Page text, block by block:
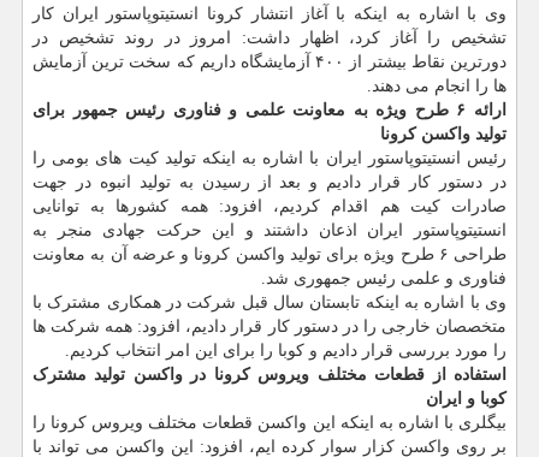
وی با اشاره به اینکه با آغاز انتشار کرونا انستیتوپاستور ایران کار
تشخیص را آغاز کرد، اظهار داشت: امروز در روند تشخیص در
دورترین نقاط بیشتر از ۴۰۰ آزمایشگاه داریم که سخت ترین آزمایش
ها را انجام می دهند.
ارائه ۶ طرح ویژه به معاونت علمی و فناوری رئیس جمهور برای
تولید واکسن کرونا
رئیس انستیتوپاستور ایران با اشاره به اینکه تولید کیت های بومی را
در دستور کار قرار دادیم و بعد از رسیدن به تولید انبوه در جهت
صادرات کیت هم اقدام کردیم، افزود: همه کشورها به توانایی
انستیتوپاستور ایران اذعان داشتند و این حرکت جهادی منجر به
طراحی ۶ طرح ویژه برای تولید واکسن کرونا و عرضه آن به معاونت
فناوری و علمی رئیس جمهوری شد.
وی با اشاره به اینکه تابستان سال قبل شرکت در همکاری مشترک با
متخصصان خارجی را در دستور کار قرار دادیم، افزود: همه شرکت ها
را مورد بررسی قرار دادیم و کوبا را برای این امر انتخاب کردیم.
استفاده از قطعات مختلف ویروس کرونا در واکسن تولید مشترک
کوبا و ایران
بیگلری با اشاره به اینکه این واکسن قطعات مختلف ویروس کرونا را
بر روی واکسن کزار سوار کرده ایم، افزود: این واکسن می تواند با